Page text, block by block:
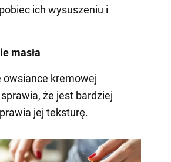
ich wysuszeniu i
masła
owsiance kremowej
że jest bardziej
jej teksturę.